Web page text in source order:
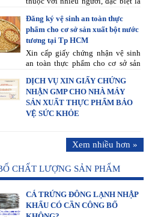
các cơ quan chức năng kiểm tra
phát hiện một số cơ sở kinh doanh,
sản xuất thạch rau câu không đảm
bảo chất lượng, có chứa các chất
phụ gia độc hại gây ảnh hưởng xấu
Đăng ký vệ sinh an toàn thực
phẩm cho cơ sở sản xuất bột nước
tương tại Tp HCM
Xin cấp giấy chứng nhận vệ sinh
an toàn thực phẩm cho cơ sở sản
không? Tại Tp HCM thì đăng ký
như thế nào?
DỊCH VỤ XIN GIẤY CHỨNG
NHẬN GMP CHO NHÀ MÁY
SẢN XUẤT THỰC PHẨM BẢO
VỆ SỨC KHỎE
Xem nhiều hơn »
CHẤT LƯỢNG SẢN PHẨM
CÁ TRỨNG ĐÔNG LẠNH NHẬP
KHẨU CÓ CẦN CÔNG BỐ